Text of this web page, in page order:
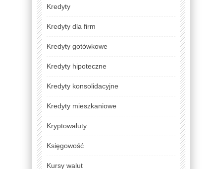
Kredyty
Kredyty dla firm
Kredyty gotówkowe
Kredyty hipoteczne
Kredyty konsolidacyjne
Kredyty mieszkaniowe
Kryptowaluty
Księgowość
Kursy walut